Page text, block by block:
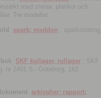
med stenar, plankor och
Tre modeller.
spark; meddon ; sparkstötting,
SKF kullager, rullager ; SKF
nr 2401 S.- Göteborg, 162
arkivalier; rapport;